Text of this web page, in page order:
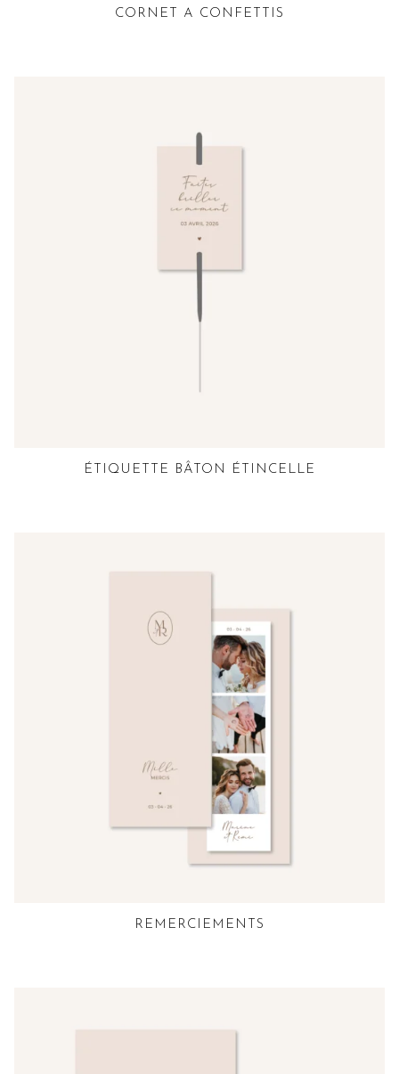
CORNET A CONFETTIS
ÉTIQUETTE BÂTON ÉTINCELLE
REMERCIEMENTS